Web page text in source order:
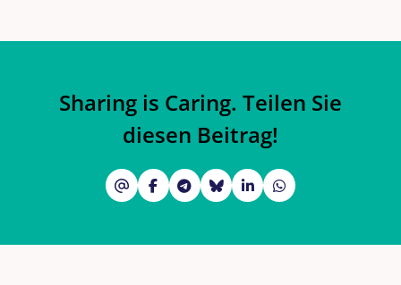
Sharing is Caring. Teilen Sie
diesen Beitrag!